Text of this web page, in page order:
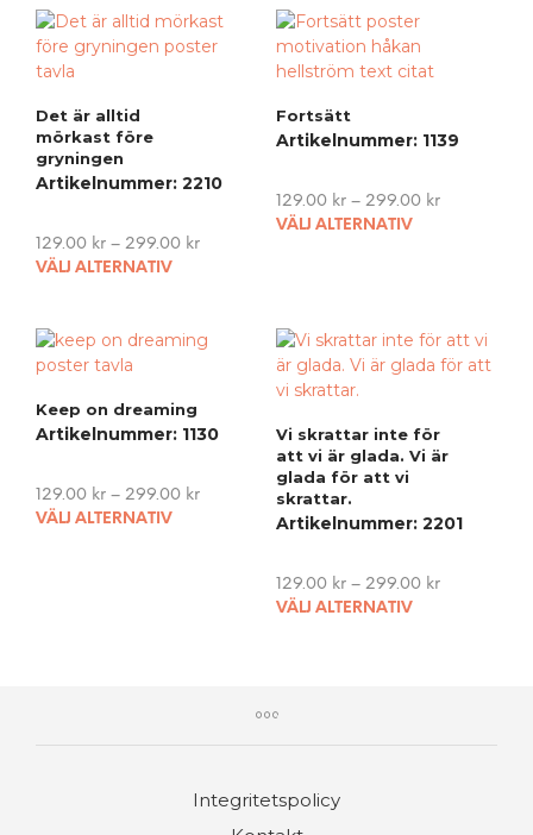
Det är alltid
mörkast före
gryningen
Artikelnummer: 2210
129.00 kr – 299.00 kr
VÄLJ ALTERNATIV
multiple
variants.
The
may
be
chosen
page
Fortsätt
Artikelnummer: 1139
129.00 kr– 299.00 kr
VÄLJ ALTERNATIV
Keep on dreaming
Artikelnummer: 1130
129.00 kr – 299.00 kr
VÄLJ ALTERNATIV
This
multiple
variants.
be
the
product
Vi skrattar inte för
att vi är glada. Vi är
glada för att vi
skrattar.
Artikelnummer: 2201
129.00 kr– 299.00 kr
VÄLJ ALTERNATIV
Integritetspolicy